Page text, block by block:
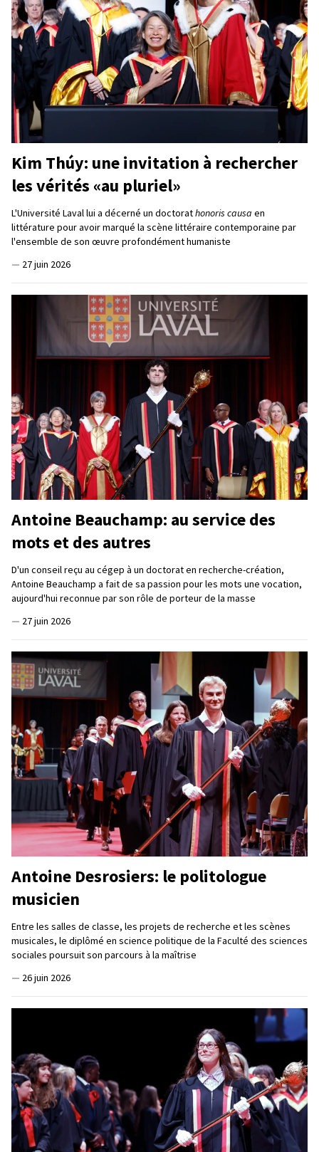
Kim Thúy: une invitation à rechercher
les vérités «au pluriel»
L'Université Laval lui a décerné un doctorathonoris causa en
littérature pour avoir marqué la scène littéraire contemporaine par
l'ensemble de son œuvre profondément humaniste
— 27 juin 2026
Antoine Beauchamp: au service des
mots et des autres
D'un conseil reçu au cégep à un doctorat en recherche-création,
Antoine Beauchamp a fait de sa passion pour les mots une vocation,
aujourd'hui reconnue par son rôle de porteur de la masse
— 27 juin 2026
Antoine Desrosiers: le politologue
musicien
Entre les salles de classe, les projets de recherche et les scènes
musicales, le diplômé en science politique de la Faculté des sciences
sociales poursuit son parcours à la maîtrise
— 26 juin 2026